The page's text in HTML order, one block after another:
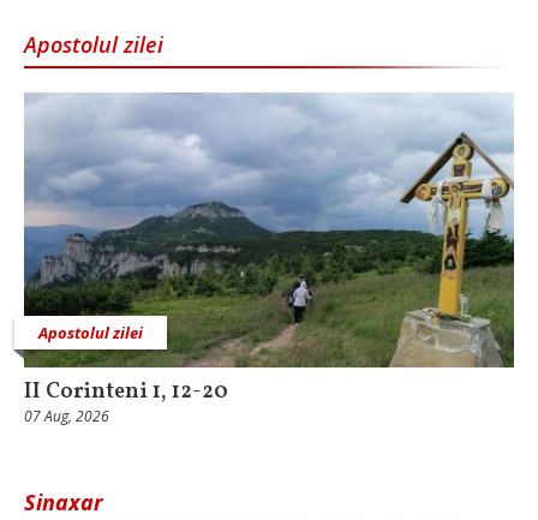
Apostolul zilei
Apostolul zilei
II Corinteni 1, 12-20
07 Aug, 2026
Sinaxar